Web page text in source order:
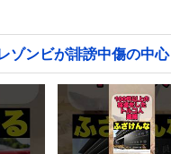
ンビが誹謗中傷の中